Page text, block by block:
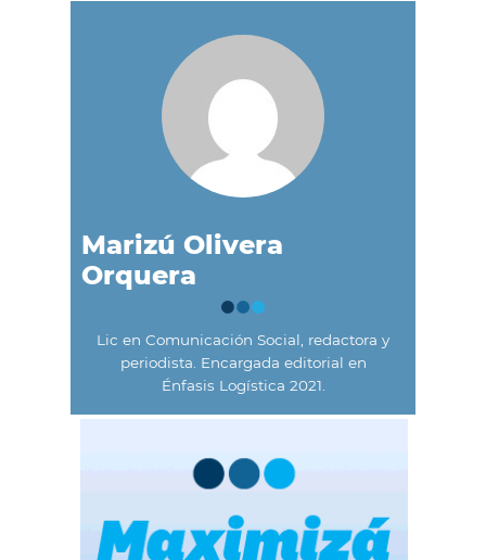
Marizú Olivera
Orquera
Lic en Comunicación Social, redactora y
periodista. Encargada editorial en
Énfasis Logística 2021.